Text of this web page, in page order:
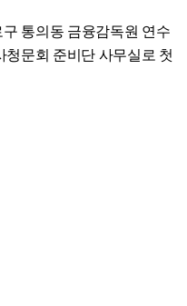
통의동 금융감독원 연수
문회 준비단 사무실로 첫